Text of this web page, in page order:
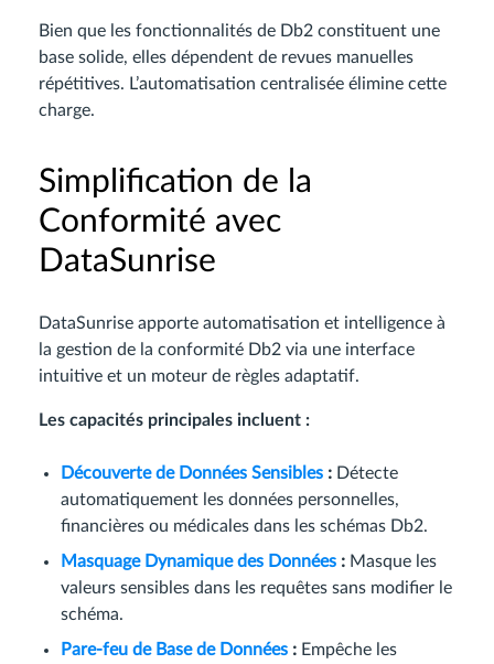
Bien que les fonctionnalités de Db2 constituent une
base solide, elles dépendent de revues manuelles
répétitives. L’automatisation centralisée élimine cette
charge.
Simplification de la
Conformité avec
DataSunrise
DataSunrise apporte automatisation et intelligence à
la gestion de la conformité Db2 via une interface
intuitive et un moteur de règles adaptatif.
Les capacités principales incluent :
Découverte de Données Sensibles : Détecte
automatiquement les données personnelles,
financières ou médicales dans les schémas Db2.
Masquage Dynamique des Données : Masque les
valeurs sensibles dans les requêtes sans modifier le
schéma.
Pare-feu de Base de Données : Empêche les